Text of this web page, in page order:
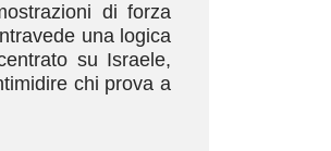
di forza
una logica
su Israele,
chi prova a